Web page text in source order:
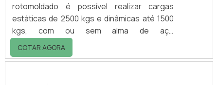
rotomoldado é possível realizar cargas
estáticas de 2500 kgs e dinâmicas até 1500
kgs, com ou sem alma de aço
interna.Características Diferenciado pela
sua resistência e durabilidade; Lavável e de
COTAR AGORA